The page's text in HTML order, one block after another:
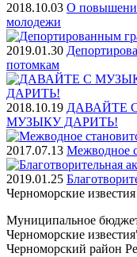
2018.10.03 О
молодежи
2019.01.30
потомкам
2018.10.19 ДАВАЙТЕ
МУЗЫКУ ДАРИТЬ!
2017.07.13 Межводное
2019.01.25
Черноморские известия
Муниципальное
Черноморские
Черноморский район